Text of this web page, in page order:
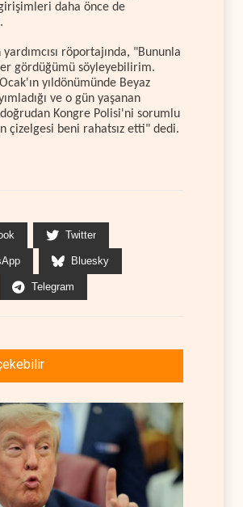
daha önce de
yardımcısı röportajında, "Bununla
gördüğümü söyleyebilirim.
yıldönümünde Beyaz
ve o gün yaşanan
Kongre Polisi'ni sorumlu
çizelgesi beni rahatsız etti" dedi.
Twitter
Bluesky
Telegram